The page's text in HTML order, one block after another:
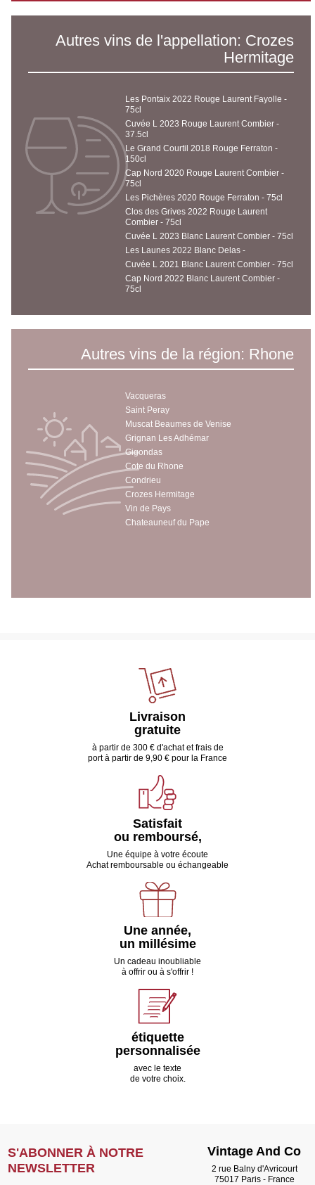
Autres vins de l'appellation: Crozes
Hermitage
Les Pontaix 2022 Rouge Laurent Fayolle -
75cl
Cuvée L 2023 Rouge Laurent Combier -
37.5cl
Le Grand Courtil 2018 Rouge Ferraton -
150cl
Cap Nord 2020 Rouge Laurent Combier -
75cl
Les Pichères 2020 Rouge Ferraton - 75cl
Clos des Grives 2022 Rouge Laurent
Combier - 75cl
Cuvée L 2023 Blanc Laurent Combier - 75cl
Les Launes 2022 Blanc Delas -
Cuvée L 2021 Blanc Laurent Combier - 75cl
Cap Nord 2022 Blanc Laurent Combier -
75cl
Autres vins de la région: Rhone
Vacqueras
Saint Peray
Muscat Beaumes de Venise
Grignan Les Adhémar
Gigondas
Cote du Rhone
Condrieu
Crozes Hermitage
Vin de Pays
Chateauneuf du Pape
Livraison
gratuite
à partir de 300 € d'achat et frais de
port à partir de 9,90 € pour la France
Satisfait
ou remboursé,
Une équipe à votre écoute
Achat remboursable ou échangeable
Une année,
un millésime
Un cadeau inoubliable
à offrir ou à s'offrir !
étiquette
personnalisée
avec le texte
de votre choix.
S'ABONNER À NOTRE
NEWSLETTER
Vintage And Co
2 rue Balny d'Avricourt
75017 Paris - France